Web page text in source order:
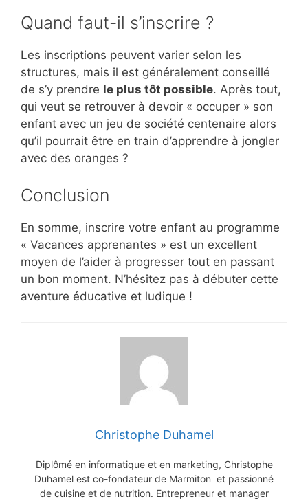
Quand faut-il s’inscrire ?
Les inscriptions peuvent varier selon les
structures, mais il est généralement conseillé
de s’y prendre le plus tôt possible. Après tout,
qui veut se retrouver à devoir « occuper » son
enfant avec un jeu de société centenaire alors
qu’il pourrait être en train d’apprendre à jongler
avec des oranges ?
Conclusion
En somme, inscrire votre enfant au programme
« Vacances apprenantes » est un excellent
moyen de l’aider à progresser tout en passant
un bon moment. N’hésitez pas à débuter cette
aventure éducative et ludique !
Christophe Duhamel
Diplômé en informatique et en marketing, Christophe
Duhamel est co-fondateur de Marmiton et passionné
de cuisine et de nutrition. Entrepreneur et manager